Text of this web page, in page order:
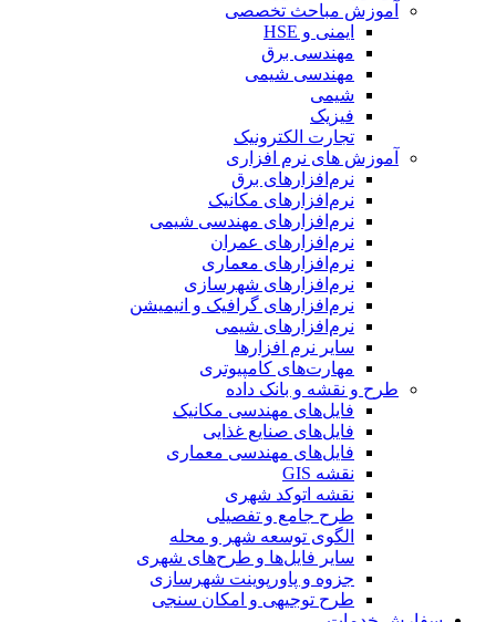
آموزش مباحث تخصصی
ایمنی و HSE
مهندسی برق
مهندسی شیمی
شیمی
فیزیک
تجارت الکترونیک
آموزش های نرم افزاری
نرم‌افزارهای برق
نرم‌افزارهای مکانیک
نرم‌افزارهای مهندسی شیمی
نرم‌افزارهای عمران
نرم‌افزارهای معماری
نرم‌افزارهای شهرسازی
نرم‌افزارهای گرافیک و انیمیشن
نرم‌افزارهای شیمی
سایر نرم افزارها
مهارت‌های کامپیوتری
طرح و نقشه و بانک داده
فایل‌های مهندسی مکانیک
فایل‌های صنایع غذایی
فایل‌های مهندسی معماری
نقشه GIS
نقشه اتوکد شهری
طرح جامع و تفصیلی
الگوی توسعه شهر و محله
سایر فایل‌ها و طرح‌های شهری
جزوه و پاورپوینت شهرسازی
طرح توجیهی و امکان سنجی